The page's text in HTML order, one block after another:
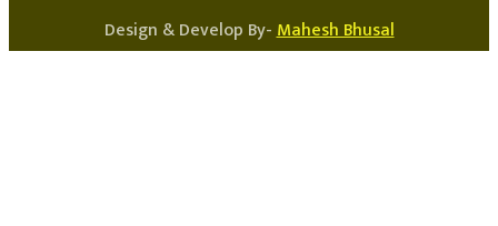
Design & Develop By-Mahesh Bhusal